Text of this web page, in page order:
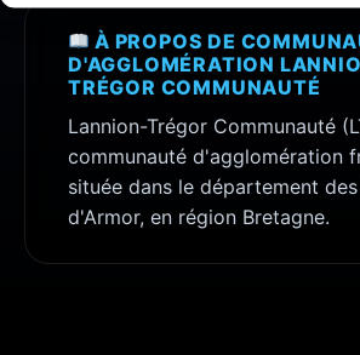
À PROPOS DE
D'AGGLOMÉRATION
TRÉGOR COMMUNAUTÉ
Lannion-Trégor Communauté
communauté d'agglomération
située dans le département
d'Armor, en région Bretagne.